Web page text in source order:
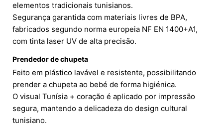
elementos tradicionais tunisianos.
Segurança garantida com materiais livres de BPA,
fabricados segundo norma europeia NF EN 1400+A1,
com tinta laser UV de alta precisão.
Prendedor de chupeta
Feito em plástico lavável e resistente, possibilitando
prender a chupeta ao bebé de forma higiénica.
O visual Tunísia + coração é aplicado por impressão
segura, mantendo a delicadeza do design cultural
tunisiano.